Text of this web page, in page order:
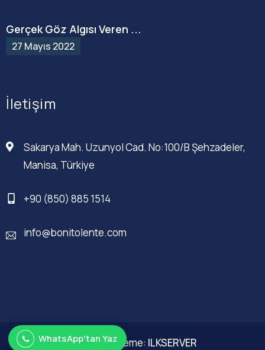
Gerçek Göz Algısı Veren ...
27 Mayıs 2022
İletişim
Sakarya Mah. Uzunyol Cad. No:100/B Şehzadeler,
Manisa, Türkiye
+90 (850) 885 1514
info@bonitolente.com
Web Düzenleme: ILKSERVER
WhatsApp'tan Yaz